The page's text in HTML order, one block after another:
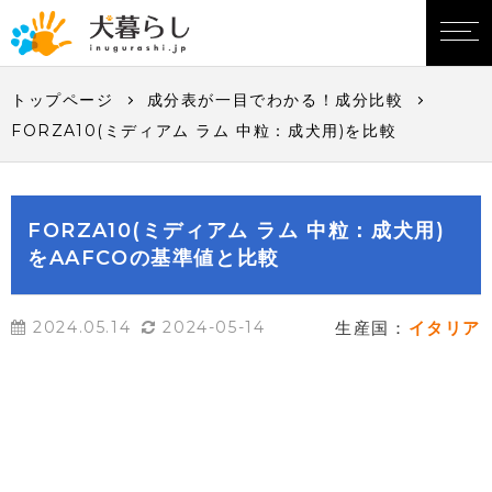
トップページ
成分表が一目でわかる！成分比較
FORZA10(ミディアム ラム 中粒：成犬用)を比較
FORZA10(ミディアム ラム 中粒：成犬用)
をAAFCOの基準値と比較
2024.05.14 2024-05-14 生産国： イタリア